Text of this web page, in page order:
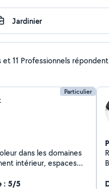
et 11 Professionnels répondent
Particulier
dans les domaines
intérieur, espaces
: 5/5